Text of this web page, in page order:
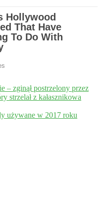
– zginął postrzelony przez
strzelał z kałasznikowa
używane w 2017 roku